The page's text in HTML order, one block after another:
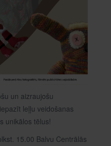
un aizraujošu
leļļu veidošanas
unikālos tēlus!
15.00 Balvu Centrālās